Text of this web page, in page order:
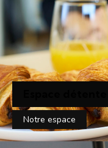
Notre espace